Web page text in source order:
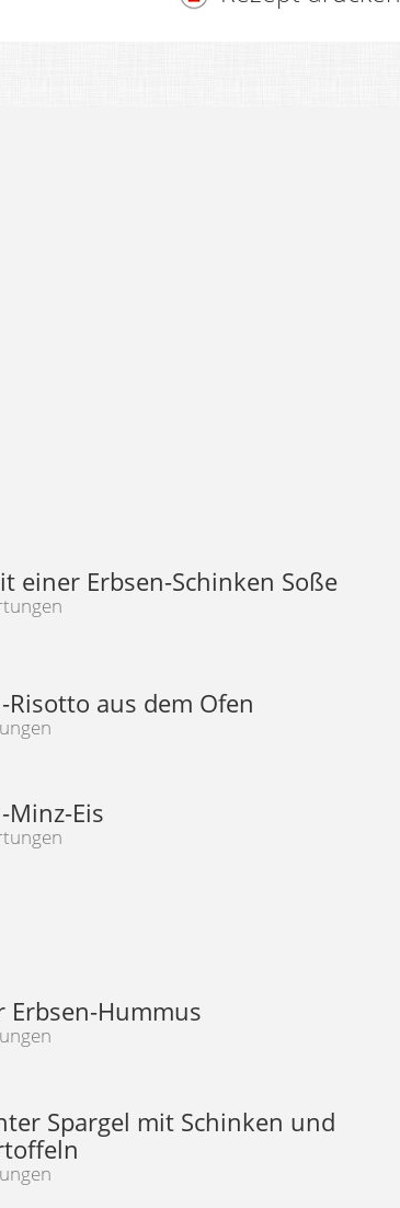
einer Erbsen-Schinken Soße
Risotto aus dem Ofen
Minz-Eis
Erbsen-Hummus
Spargel mit Schinken und